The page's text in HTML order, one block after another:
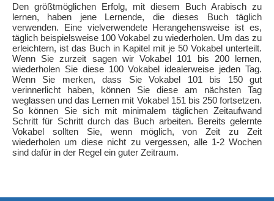
Den größtmöglichen Erfolg, mit diesem Buch Arabisch zu
lernen, haben jene Lernende, die dieses Buch täglich
verwenden. Eine vielverwendete Herangehensweise ist es,
täglich beispielsweise 100 Vokabel zu wiederholen. Um das zu
erleichtern, ist das Buch in Kapitel mit je 50 Vokabel unterteilt.
Wenn Sie zurzeit sagen wir Vokabel 101 bis 200 lernen,
wiederholen Sie diese 100 Vokabel idealerweise jeden Tag.
Wenn Sie merken, dass Sie Vokabel 101 bis 150 gut
verinnerlicht haben, können Sie diese am nächsten Tag
weglassen und das Lernen mit Vokabel 151 bis 250 fortsetzen.
So können Sie sich mit minimalem täglichen Zeitaufwand
Schritt für Schritt durch das Buch arbeiten. Bereits gelernte
Vokabel sollten Sie, wenn möglich, von Zeit zu Zeit
wiederholen um diese nicht zu vergessen, alle 1-2 Wochen
sind dafür in der Regel ein guter Zeitraum.